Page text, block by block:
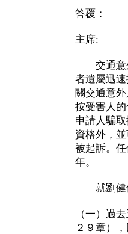
答覆：
主席:
交通意外
者遺屬迅
關交通意
按受害人
申請人騙
資格外，
被起訴。
年。
就劉健儀
（一）過
２９章）